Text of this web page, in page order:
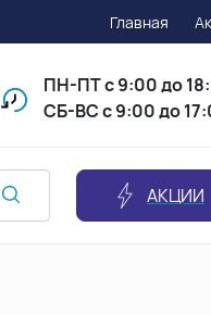
Главная
ПН-ПТс 9:00 до
СБ-ВС с 9:00 до
АКЦИИ